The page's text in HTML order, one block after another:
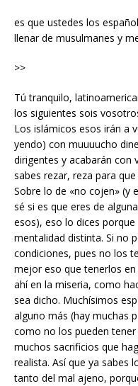
es que ustedes los
llenar de musulmanes y
>>
Tú tranquilo,
los siguientes sois
Los islámicos esos irán a
yendo) con muuuucho
dirigentes y acabarán con
sabes rezar, reza para
Sobre lo de «no cojen» (y
sé si es que eres de
esos), eso lo dices
mentalidad distinta. Si no
condiciones, pues no los
mejor eso que tenerlos
ahí en la miseria, como
sea dicho. Muchísimos
alguno más (hay muchas
como no los pueden
muchos sacrificios que
realista. Así que ya sabes
tanto del mal ajeno,